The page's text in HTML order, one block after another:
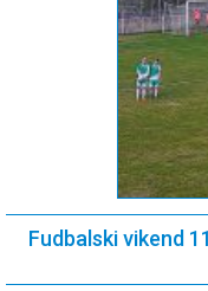
Fudbalski vikend